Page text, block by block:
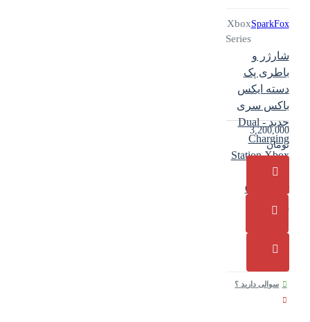
SparkFox
Xbox
Series
شارژر و
باطری پک
دسته ایکس
باکس سری
جدید - Dual
Charging
Station Xbox
Series
Controller
Sparkfox
3,200,000
تومان
سوالی دارید ؟